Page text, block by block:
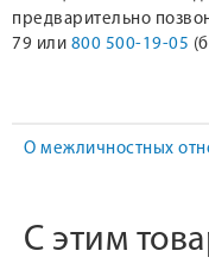
предварительно
79 или 800 500-19-05
О межличностных
С этим